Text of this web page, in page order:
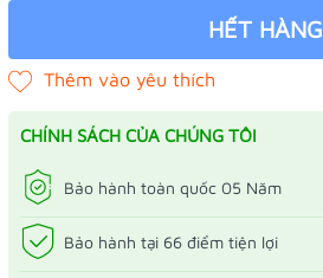
HẾT HÀNG
CHÍNH SÁCH CỦA CHÚNG TÔI
Bảo hành toàn quốc 05 Năm
Bảo hành tại 66 điểm tiện lợi